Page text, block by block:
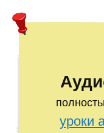
уроки